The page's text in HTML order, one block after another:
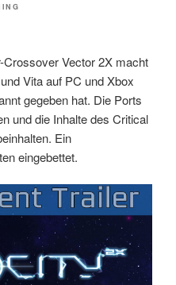
Crossover Vector 2X macht
Vita auf PC und Xbox
gegeben hat. Die Ports
und die Inhalte des Critical
Ein
eingebettet.